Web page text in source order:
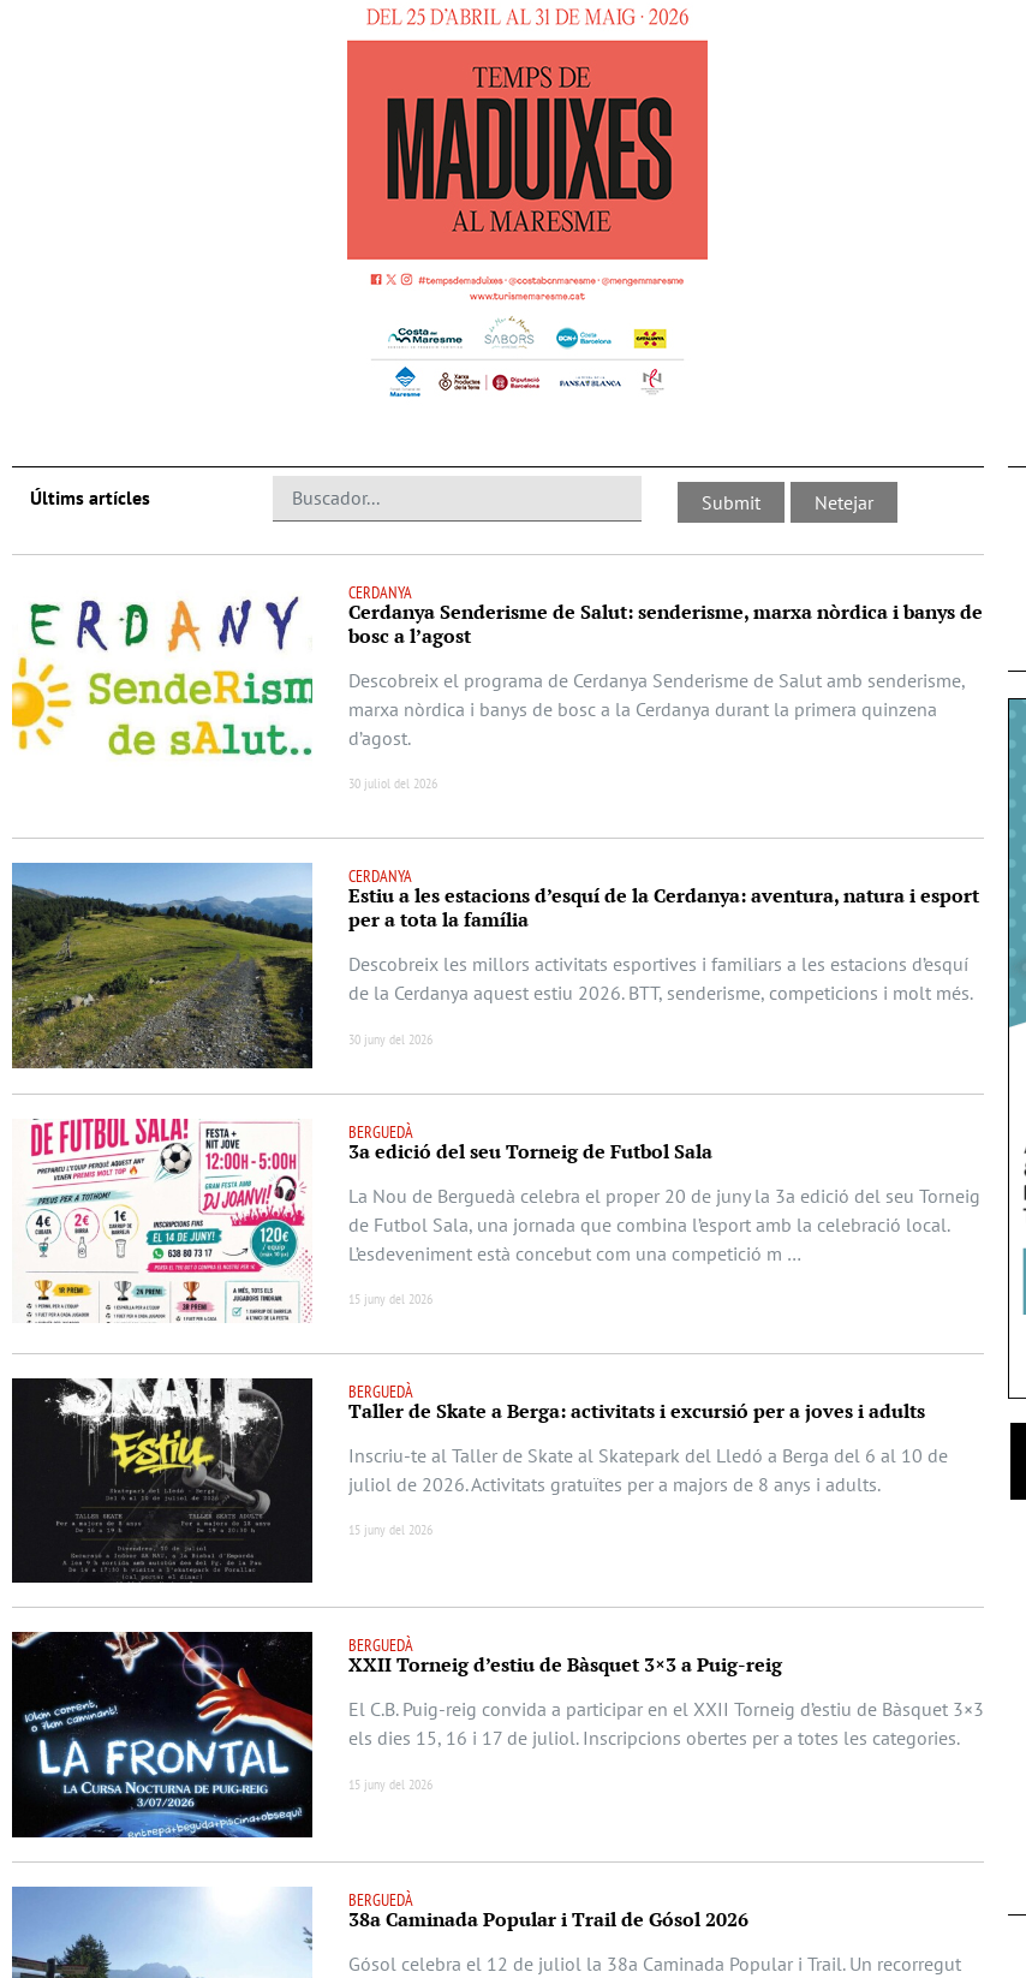
Últims artícles
CERDANYA
Cerdanya Senderisme de Salut: senderisme, marxa nòrdica i banys de
bosc a l’agost
Descobreix el programa de Cerdanya Senderisme de Salut amb senderisme,
marxa nòrdica i banys de bosc a la Cerdanya durant la primera quinzena
d’agost.
30 juliol del 2026
CERDANYA
Estiu a les estacions d’esquí de la Cerdanya: aventura, natura i esport
per a tota la família
Descobreix les millors activitats esportives i familiars a les estacions d’esquí
de la Cerdanya aquest estiu 2026. BTT, senderisme, competicions i molt més.
30 juny del 2026
BERGUEDÀ
3a edició del seu Torneig de Futbol Sala
La Nou de Berguedà celebra el proper 20 de juny la 3a edició del seu Torneig
de Futbol Sala, una jornada que combina l’esport amb la celebració local.
L’esdeveniment està concebut com una competició m …
15 juny del 2026
BERGUEDÀ
Taller de Skate a Berga: activitats i excursió per a joves i adults
Inscriu-te al Taller de Skate al Skatepark del Lledó a Berga del 6 al 10 de
juliol de 2026. Activitats gratuïtes per a majors de 8 anys i adults.
15 juny del 2026
BERGUEDÀ
XXII Torneig d’estiu de Bàsquet 3×3 a Puig-reig
El C.B. Puig-reig convida a participar en el XXII Torneig d’estiu de Bàsquet 3×3
els dies 15, 16 i 17 de juliol. Inscripcions obertes per a totes les categories.
15 juny del 2026
BERGUEDÀ
38a Caminada Popular i Trail de Gósol 2026
Gósol celebra el 12 de juliol la 38a Caminada Popular i Trail. Un recorregut